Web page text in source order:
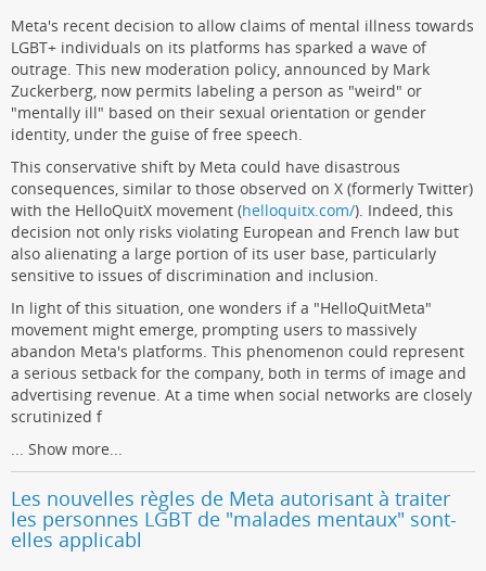
Meta's recent decision to allow claims of mental illness towards
LGBT+ individuals on its platforms has sparked a wave of
outrage. This new moderation policy, announced by Mark
Zuckerberg, now permits labeling a person as "weird" or
"mentally ill" based on their sexual orientation or gender
identity, under the guise of free speech.
This conservative shift by Meta could have disastrous
consequences, similar to those observed on X (formerly Twitter)
with the HelloQuitX movement (helloquitx.com/). Indeed, this
decision not only risks violating European and French law but
also alienating a large portion of its user base, particularly
sensitive to issues of discrimination and inclusion.
In light of this situation, one wonders if a "HelloQuitMeta"
movement might emerge, prompting users to massively
abandon Meta's platforms. This phenomenon could represent
a serious setback for the company, both in terms of image and
advertising revenue. At a time when social networks are closely
scrutinized f
... Show more...
Les nouvelles règles de Meta autorisant à traiter
les personnes LGBT de "malades mentaux" sont-
elles applicabl